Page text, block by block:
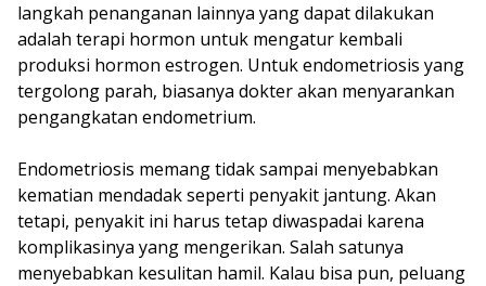
langkah penanganan lainnya yang dapat dilakukan
adalah terapi hormon untuk mengatur kembali
produksi hormon estrogen. Untuk endometriosis yang
tergolong parah, biasanya dokter akan menyarankan
pengangkatan endometrium.
Endometriosis memang tidak sampai menyebabkan
kematian mendadak seperti penyakit jantung. Akan
tetapi, penyakit ini harus tetap diwaspadai karena
komplikasinya yang mengerikan. Salah satunya
menyebabkan kesulitan hamil. Kalau bisa pun, peluang